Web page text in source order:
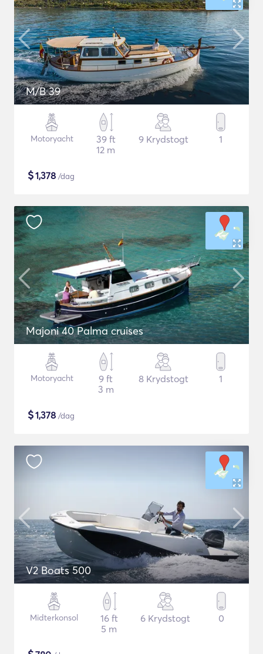
M/B 39
Motoryacht
39 ft
12 m
9 Krydstogt 1
$1,378 /dag
Majoni 40 Palma cruises
Motoryacht
9 ft
3 m
8 Krydstogt 1
$1,378 /dag
V2 Boats 500
Midterkonsol
16 ft
5 m
6 Krydstogt 0